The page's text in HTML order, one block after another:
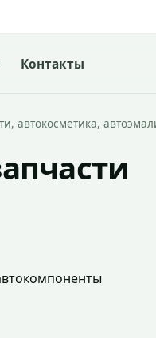
Контакты
автокосметика,